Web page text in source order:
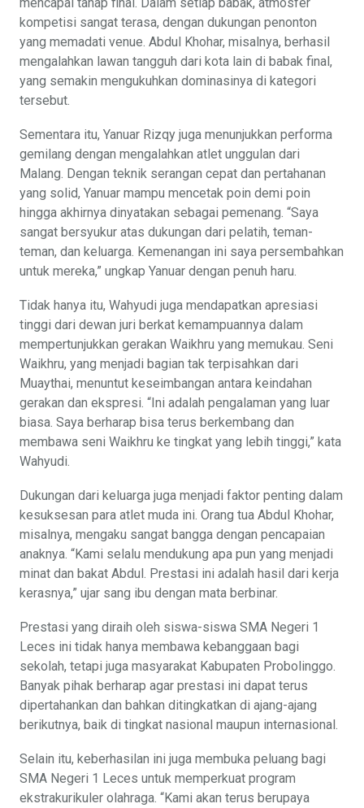
kompetisi sangat terasa, dengan dukungan penonton
yang memadati venue. Abdul Khohar, misalnya, berhasil
mengalahkan lawan tangguh dari kota lain di babak final,
yang semakin mengukuhkan dominasinya di kategori
tersebut.
Sementara itu, Yanuar Rizqy juga menunjukkan performa
gemilang dengan mengalahkan atlet unggulan dari
Malang. Dengan teknik serangan cepat dan pertahanan
yang solid, Yanuar mampu mencetak poin demi poin
hingga akhirnya dinyatakan sebagai pemenang. “Saya
sangat bersyukur atas dukungan dari pelatih, teman-
teman, dan keluarga. Kemenangan ini saya persembahkan
untuk mereka,” ungkap Yanuar dengan penuh haru.
Tidak hanya itu, Wahyudi juga mendapatkan apresiasi
tinggi dari dewan juri berkat kemampuannya dalam
mempertunjukkan gerakan Waikhru yang memukau. Seni
Waikhru, yang menjadi bagian tak terpisahkan dari
Muaythai, menuntut keseimbangan antara keindahan
gerakan dan ekspresi. “Ini adalah pengalaman yang luar
biasa. Saya berharap bisa terus berkembang dan
membawa seni Waikhru ke tingkat yang lebih tinggi,” kata
Wahyudi.
Dukungan dari keluarga juga menjadi faktor penting dalam
kesuksesan para atlet muda ini. Orang tua Abdul Khohar,
misalnya, mengaku sangat bangga dengan pencapaian
anaknya. “Kami selalu mendukung apa pun yang menjadi
minat dan bakat Abdul. Prestasi ini adalah hasil dari kerja
kerasnya,” ujar sang ibu dengan mata berbinar.
Prestasi yang diraih oleh siswa-siswa SMA Negeri 1
Leces ini tidak hanya membawa kebanggaan bagi
sekolah, tetapi juga masyarakat Kabupaten Probolinggo.
Banyak pihak berharap agar prestasi ini dapat terus
dipertahankan dan bahkan ditingkatkan di ajang-ajang
berikutnya, baik di tingkat nasional maupun internasional.
Selain itu, keberhasilan ini juga membuka peluang bagi
SMA Negeri 1 Leces untuk memperkuat program
ekstrakurikuler olahraga. “Kami akan terus berupaya